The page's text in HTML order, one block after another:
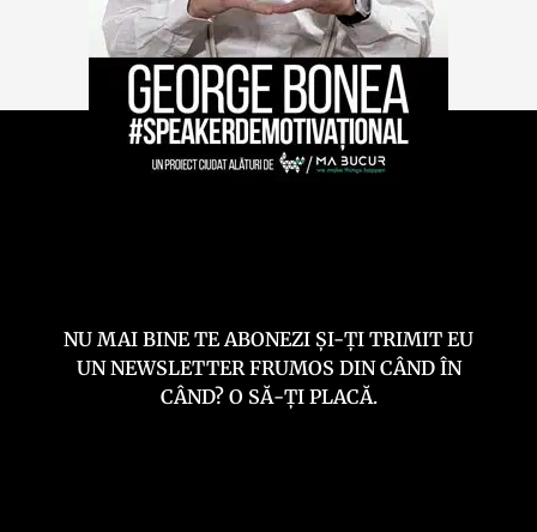
NU MAI BINE TE ABONEZI ȘI-ȚI TRIMIT EU
UN NEWSLETTER FRUMOS DIN CÂND ÎN
CÂND? O SĂ-ȚI PLACĂ.